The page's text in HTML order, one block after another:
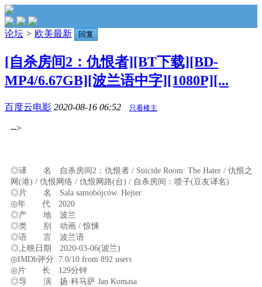
论坛 > 欧美最新 回复
[自杀房间2：仇恨者][BT下载][BD-
MP4/6.67GB][波兰语中字][1080P][...
百度云电影 2020-08-16 06:52 只看楼主
-->
◎译 名 自杀房间2：仇恨者 / Suicide Room: The Hater / 仇恨之
网(港) / 仇恨网络 / 仇恨网路(台) / 自杀房间：喷子(豆友译名)
◎片 名 Sala samobójców. Hejter
◎年 代 2020
◎产 地 波兰
◎类 别 动画 / 惊悚
◎语 言 波兰语
◎上映日期 2020-03-06(波兰)
◎IMDb评分 7.0/10 from 892 users
◎片 长 129分钟
◎导 演 扬·科马萨 Jan Komasa